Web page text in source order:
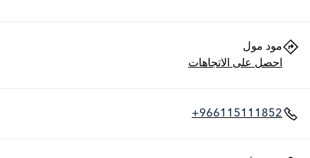
مود مول
احصل على الاتجاهات
+966115111852